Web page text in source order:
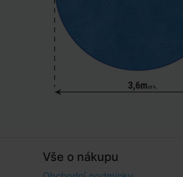
Vše o nákupu